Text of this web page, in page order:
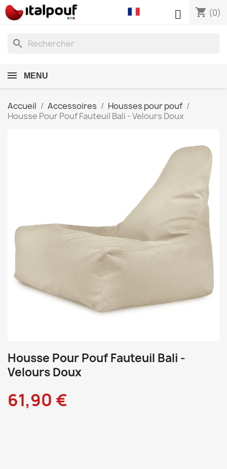
shopping_cart (0)

search
MENU
Accueil Accessoires
Housses pour pouf
Housse Pour Pouf Fauteuil Bali - Velours Doux
Housse Pour Pouf Fauteuil Bali -
Velours Doux
61,90 €